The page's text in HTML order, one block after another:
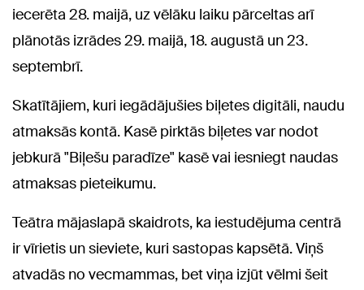
iecerēta 28. maijā, uz vēlāku laiku pārceltas arī
plānotās izrādes 29. maijā, 18. augustā un 23.
septembrī.
Skatītājiem, kuri iegādājušies biļetes digitāli, naudu
atmaksās kontā. Kasē pirktās biļetes var nodot
jebkurā "Biļešu paradīze" kasē vai iesniegt naudas
atmaksas pieteikumu.
Teātra mājaslapā skaidrots, ka iestudējuma centrā
ir vīrietis un sieviete, kuri sastopas kapsētā. Viņš
atvadās no vecmammas, bet viņa izjūt vēlmi šeit